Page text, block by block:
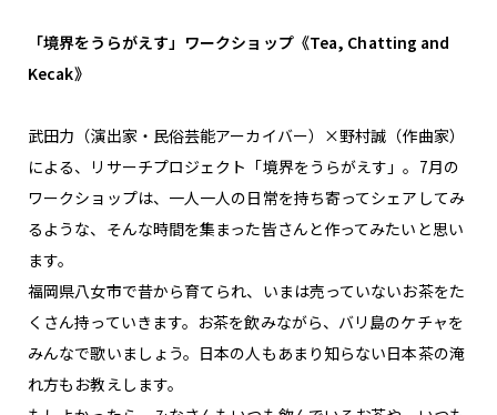
「境界をうらがえす」ワークショップ《Tea, Chatting and
Kecak》
武田力（演出家・民俗芸能アーカイバー）×野村誠（作曲家）
による、リサーチプロジェクト「境界をうらがえす」。7月の
ワークショップは、一人一人の日常を持ち寄ってシェアしてみ
るような、そんな時間を集まった皆さんと作ってみたいと思い
ます。
福岡県八女市で昔から育てられ、いまは売っていないお茶をた
くさん持っていきます。お茶を飲みながら、バリ島のケチャを
みんなで歌いましょう。日本の人もあまり知らない日本茶の淹
れ方もお教えします。